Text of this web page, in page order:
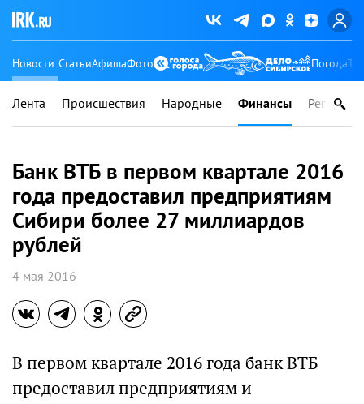
Новости СтатьиАфишаФото Погода
Лента Происшествия Народные Финансы Регионы
Банк ВТБ в первом квартале 2016
года предоставил предприятиям
Сибири более 27 миллиардов
рублей
4 мая 2016
В первом квартале 2016 года банк ВТБ
предоставил предприятиям и